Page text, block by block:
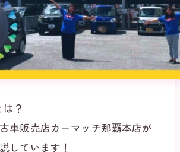
？
車販売店カーマッチ那覇本店が
しています！